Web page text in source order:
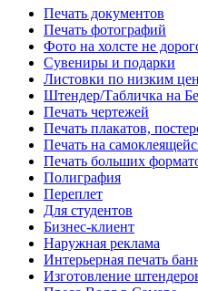
Печать документов
Печать фотографий
Фото на холсте не
Сувениры и подарки
Листовки по низким
Штендер/Табличка на
Печать чертежей
Печать плакатов,
Печать на
Печать больших
Полиграфия
Переплет
Для студентов
Бизнес-клиент
Наружная реклама
Интерьерная печать
Изготовление